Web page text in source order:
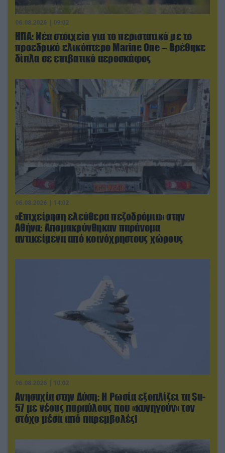
06.08.2026 | 09:02
ΗΠΑ: Nέα στοιχεία για το περιστατικό με το
προεδρικό ελικόπτερο Marine One – Βρέθηκε
δίπλα σε επιβατικό αεροσκάφος
06.08.2026 | 14:02
«Επιχείρηση ελεύθερα πεζοδρόμια» στην
Αθήνα: Απομακρύνθηκαν παράνομα
αντικείμενα από κοινόχρηστους χώρους
06.08.2026 | 10:02
Ανησυχία στην Δύση: H Ρωσία εξοπλίζει τα Su-
57 με νέους πυραύλους που «κυνηγούν» τον
στόχο μέσα από παρεμβολές!